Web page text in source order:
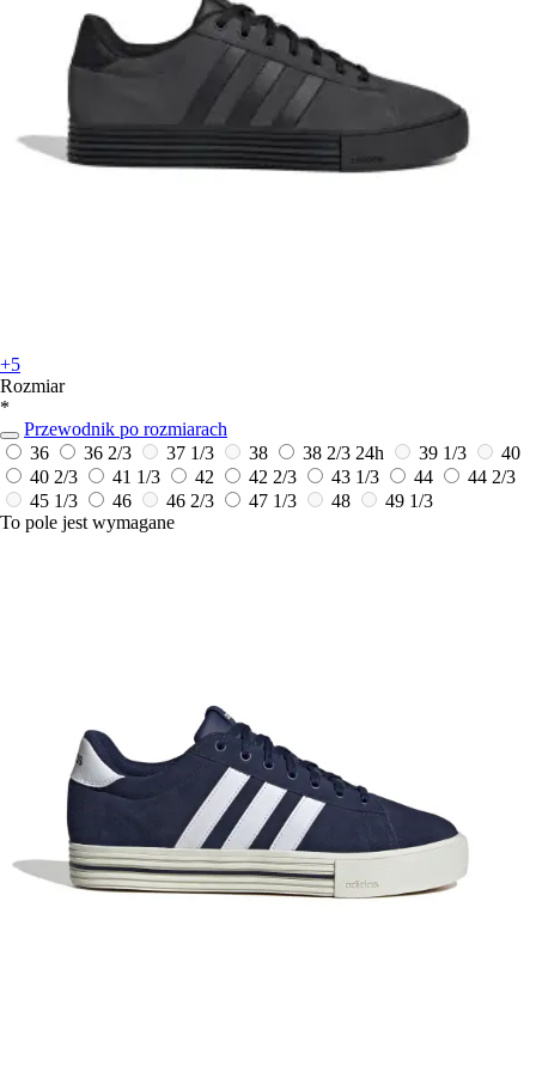
+5
Rozmiar
*
Przewodnik po rozmiarach
36
36 2/3 37 1/3 38 38 2/3 24h 39 1/3
40
40 2/3
41 1/3 42 42 2/3 43 1/3 44
44 2/3
45 1/3
46 46 2/3 47 1/3 48
49 1/3
To pole jest wymagane